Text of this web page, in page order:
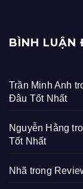
BÌNH LUẬN
Trần Minh Anh
Đâu Tốt Nhất
Nguyễn Hằng
Tốt Nhất
Nhã trong